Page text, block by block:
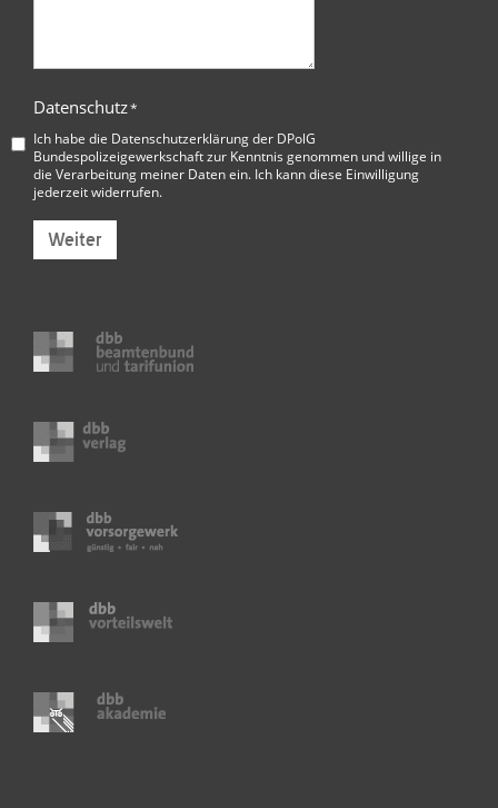
Datenschutz*
Ich habe die Datenschutzerklärung der DPolG
Bundespolizeigewerkschaftzur Kenntnis genommen und willige in
die Verarbeitung meiner Daten ein. Ich kann diese Einwilligung
jederzeit widerrufen.
Weiter